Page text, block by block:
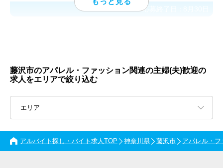
応募終了日：
藤沢市のアパレル・ファッション関連の主婦(夫)歓迎の
求人をエリアで絞り込む
エリア
アルバイト探し・バイト求人TOP 神奈川県 藤沢市 アパレル・